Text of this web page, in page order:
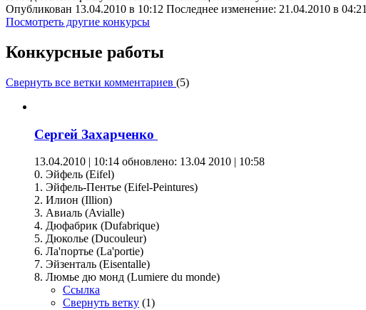
Опубликован 13.04.2010 в 10:12 Последнее изменение: 21.04.2010 в 04:21
Посмотреть другие конкурсы
Конкурсные работы
Свернуть все ветки комментариев (5)
Сергей Захарченко
13.04.2010 | 10:14 обновлено: 13.04 2010 | 10:58
0. Эйфель (Eifel)
1. Эйфель-Пентье (Eifel-Peintures)
2. Илион (Illion)
3. Авиаль (Avialle)
4. Дюфабрик (Dufabrique)
5. Дюколье (Ducouleur)
6. Ла'портье (La'portie)
7. Эйзенталь (Eisentalle)
8. Люмье дю монд (Lumiere du monde)
Ссылка
Свернуть ветку (1)